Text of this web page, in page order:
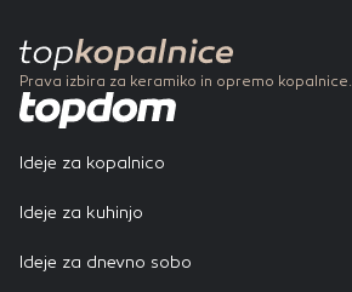
Prava izbira za keramiko in opremo kopalnice.
Ideje za kopalnico
Ideje za kuhinjo
Ideje za dnevno sobo